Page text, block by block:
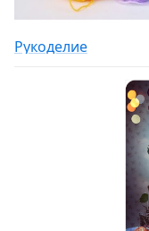
Рукоделие